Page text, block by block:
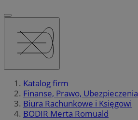
Katalog firm
Finanse, Prawo, Ubezpieczenia
Biura Rachunkowe i Księgowi
BODIR Merta Romuald